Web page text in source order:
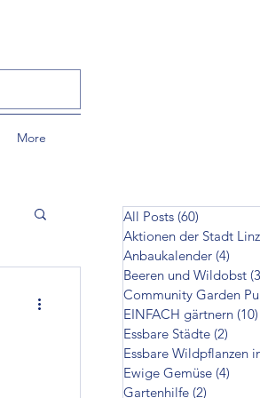
More
All Posts (60)
Aktionen der Stadt Linz
Anbaukalender (4)
Beeren und Wildobst
EINFACH gärtnern (10)
Essbare Städte (2)
Essbare Wildpflanzen
Ewige Gemüse (4)
Gartenhilfe (2)